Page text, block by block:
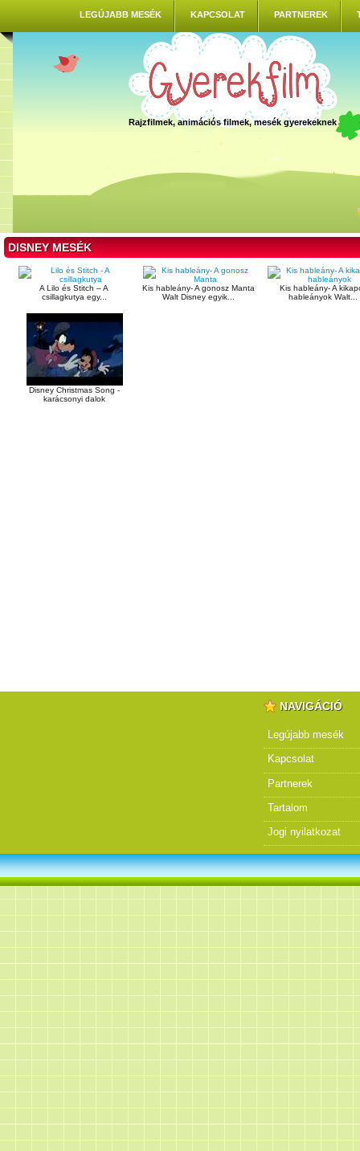
LEGÚJABB MESÉK KAPCSOLAT PARTNEREK
Rajzfilmek, animációs filmek, mesék gyerekeknek
DISNEY MESÉK
A Lilo és Stitch – A
csillagkutya egy...
Kis hableány- A gonosz Manta
Walt Disney egyik...
Kis hableány- A
hableányok Walt...
Disney Christmas Song -
karácsonyi dalok
NAVIGÁCIÓ
Legújabb mesék
Kapcsolat
Partnerek
Tartalom
Jogi nyilatkozat